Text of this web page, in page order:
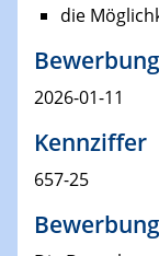
die
2026-01-11
Kennziffer
657-25
Bewerbung